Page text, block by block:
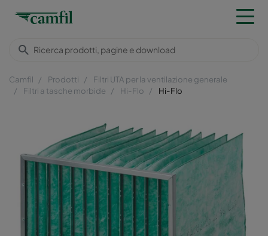
Camfil Prodotti
Filtri UTA per la ventilazione generale
Filtri a tasche morbide
Hi-Flo Hi-Flo